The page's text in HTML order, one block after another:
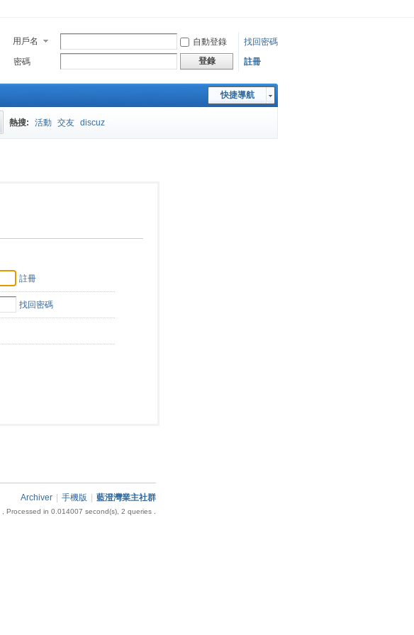
用戶名 自動登錄
找回密碼
密碼
登錄 註冊
快捷導航
熱搜: 活動 交友 discuz
註冊
找回密碼
Archiver 手機版 藍澄灣業主社群
, Processed in 0.014007 second(s), 2 queries .